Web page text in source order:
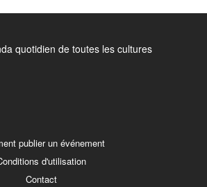
quotidien de toutes les cultures
publier un événement
d'utilisation
Contact